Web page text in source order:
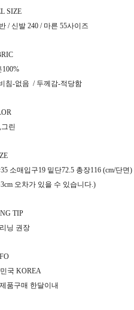
SIZE
/ 신발 240 / 마른 55사이즈
100%
침-없음 / 두께감-적당함
린
소매입구19 밑단72.5 총장116 (cm/단면)
오차가 있을 수 있습니다.)
TIP
닝 권장
국 KOREA
품구매 한달이내